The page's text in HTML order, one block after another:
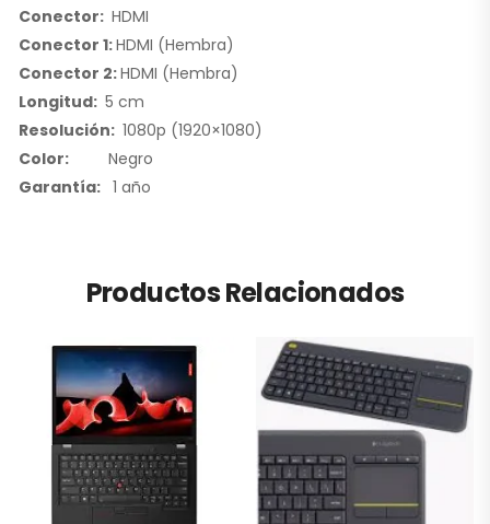
Conector: HDMI
Conector 1:HDMI (Hembra)
Conector 2:HDMI (Hembra)
Longitud: 5 cm
Resolución: 1080p (1920×1080)
Color: Negro
Garantía: 1 año
Productos Relacionados